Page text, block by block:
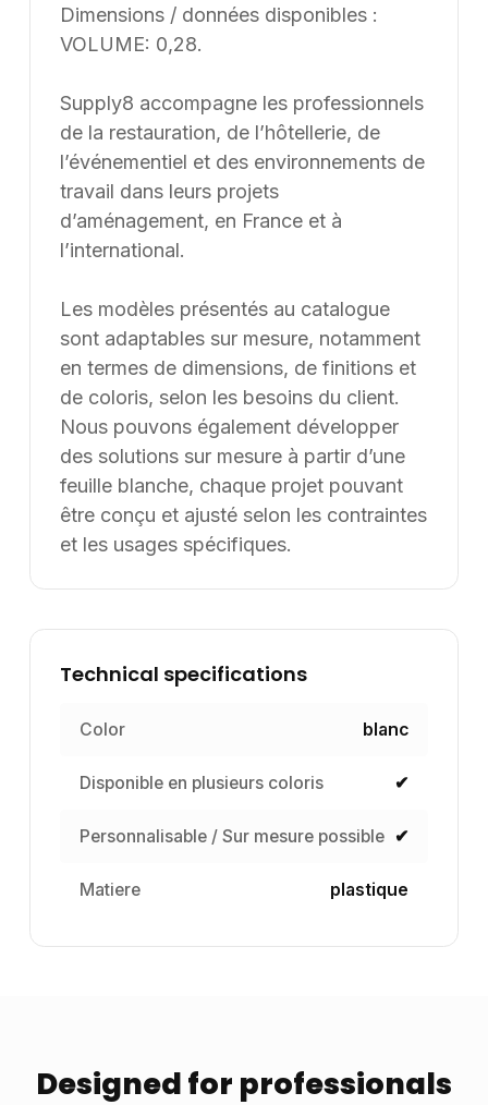
Dimensions / données disponibles :
VOLUME: 0,28.
Supply8 accompagne les professionnels
de la restauration, de l’hôtellerie, de
l’événementiel et des environnements de
travail dans leurs projets
d’aménagement, en France et à
l’international.
Les modèles présentés au catalogue
sont adaptables sur mesure, notamment
en termes de dimensions, de finitions et
de coloris, selon les besoins du client.
Nous pouvons également développer
des solutions sur mesure à partir d’une
feuille blanche, chaque projet pouvant
être conçu et ajusté selon les contraintes
et les usages spécifiques.
Technical specifications
Color blanc
Disponible en plusieurs coloris ✔
Personnalisable / Sur mesure possible ✔
Matiere plastique
Designed for professionals